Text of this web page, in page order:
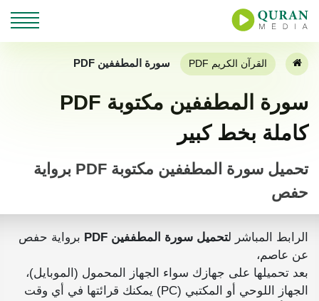
القرآن الكريم PDF سورة المطففين PDF
سورة المطففين مكتوبة PDF
كاملة بخط كبير
تحميل سورة المطففين مكتوبة PDF برواية
حفص
الرابط المباشر لتحميل سورة المطففين PDF
برواية حفص
عن عاصم،
بعد تحميلها على جهازك سواء الجهاز المحمول (الموبايل)،
الجهاز اللوحي أو المكتبي (PC) يمكنك قرائتها في أي وقت